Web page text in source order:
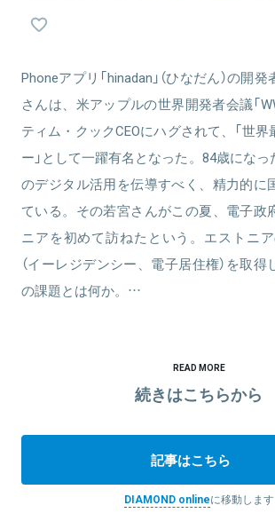
Phoneアプリ「hinadan」（ひなだん）の開
さんは、米アップルの世界開発者会議「
ティム・クックCEOにハグされて、「世
ー」として一躍有名となった。84歳にな
のデジタル活用を伝導すべく、精力的に
ている。その若宮さんがこの夏、電子政
ニアを初めて訪ねたという。エストニア
（イーレジデンシー、電子居住権）を取
の課題とは何か。…
READ MORE
続きはこちらから
記事はこちら
DIAMOND onlineに移動します